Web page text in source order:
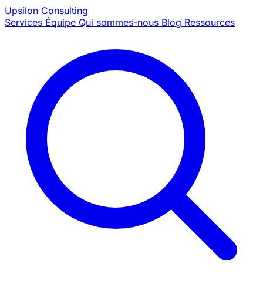
Upsilon Consulting
Services Équipe Qui sommes-nous Blog Ressources